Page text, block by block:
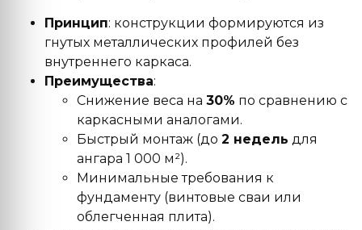
Принцип: конструкции формируются из
гнутых металлических профилей без
внутреннего каркаса.
Преимущества:
Снижение веса на 30% по сравнению с
каркасными аналогами.
Быстрый монтаж (до 2 недель для
ангара 1 000 м²).
Минимальные требования к
фундаменту (винтовые сваи или
облегченная плита).